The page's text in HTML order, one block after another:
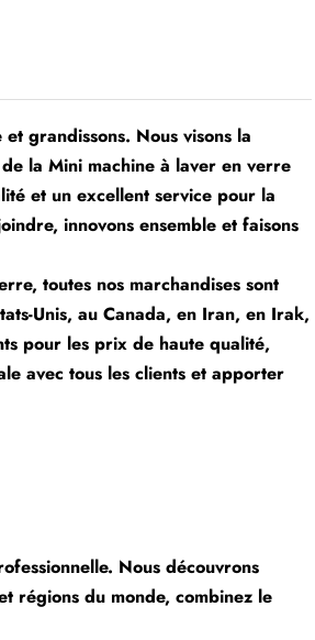
grandissons. Nous visons la
la Mini machine à laver en verre
et un excellent service pour la
innovons ensemble et faisons
toutes nos marchandises sont
Unis, au Canada, en Iran, en Irak,
pour les prix de haute qualité,
avec tous les clients et apporter
Nous découvrons
régions du monde, combinez le